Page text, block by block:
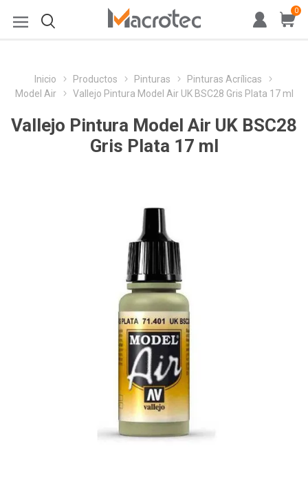
0
Inicio Productos Pinturas
Pinturas Acrílicas
Model Air
Vallejo Pintura Model Air UK BSC28 Gris Plata 17 ml
Vallejo Pintura Model Air UK BSC28
Gris Plata 17 ml